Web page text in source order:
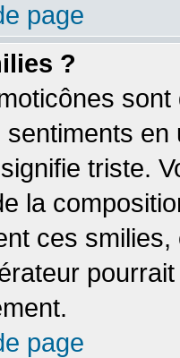
page
?
triste.
la
ces
page